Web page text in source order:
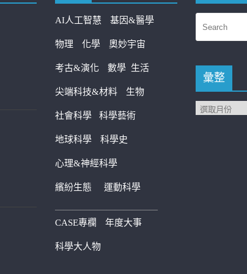
AI人工智慧 基因&醫學
物理 化學 奧妙宇宙
考古&演化 數學 生活
尖端科技&材料 生物
社會科學 科學藝術
地球科學 科學史
心理&神經科學
繽紛生態 運動科學
————————————
CASE專欄 年度大事
科學大人物
彙整